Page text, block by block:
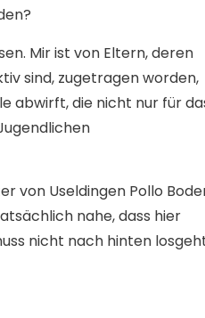
Mir ist von Eltern, deren
sind, zugetragen worden,
abwirft, die nicht nur für
von Useldingen Pollo
nahe, dass hier
nicht nach hinten